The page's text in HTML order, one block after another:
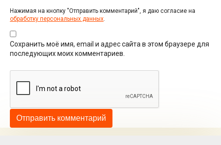
Нажимая на кнопку "Отправить комментарий", я даю согласие на
обработку персональных данных
Сохранить моё имя, email и адрес сайта в этом браузере для
последующих моих комментариев.